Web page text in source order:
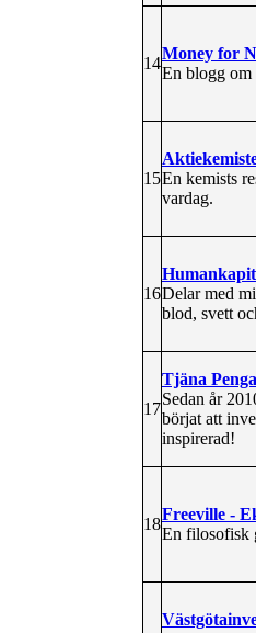
14
Money for
En blogg om
15En kemists
vardag.
16Delar med
blod, svett
17
Tjäna
Sedan år
börjat att
inspirerad!
18
Freeville -
En filosofisk